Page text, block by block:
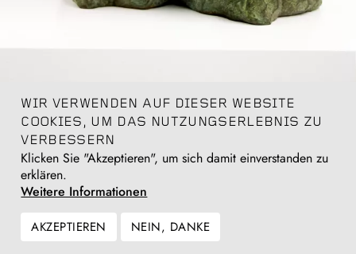
William Tucker
Study for Frenhofer, 1992
bronze
19.7 x 19.7 16.5 cm
Anfragen
WIR VERWENDEN AUF DIESER WEBSITE
COOKIES, UM DAS NUTZUNGSERLEBNIS ZU
VERBESSERN
Klicken Sie "Akzeptieren", um sich damit einverstanden zu
erklären.
Weitere Informationen
AKZEPTIEREN NEIN, DANKE